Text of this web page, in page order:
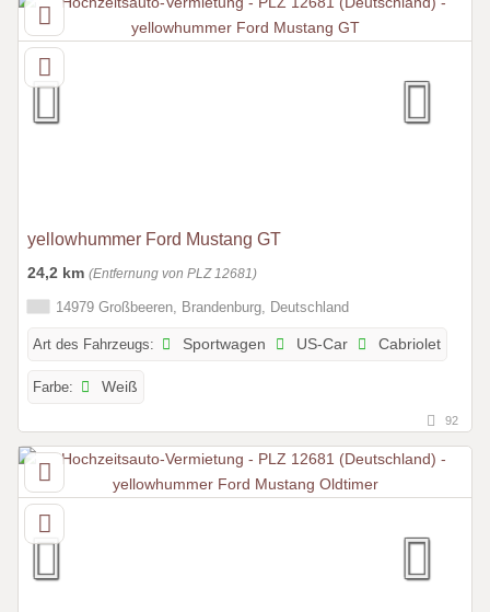
yellowhummer Ford Mustang GT
24,2 km (Entfernung von PLZ 12681)
14979 Großbeeren, Brandenburg, Deutschland
Art des Fahrzeugs: Sportwagen US-Car Cabriolet
Farbe: Weiß
92